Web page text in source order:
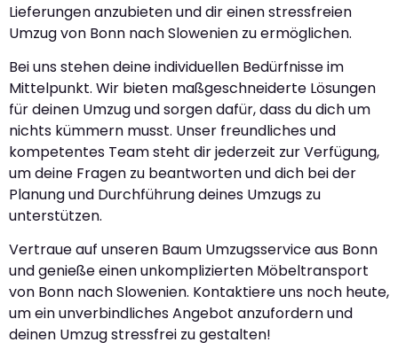
Lieferungen anzubieten und dir einen stressfreien
Umzug von Bonn nach Slowenien zu ermöglichen.
Bei uns stehen deine individuellen Bedürfnisse im
Mittelpunkt. Wir bieten maßgeschneiderte Lösungen
für deinen Umzug und sorgen dafür, dass du dich um
nichts kümmern musst. Unser freundliches und
kompetentes Team steht dir jederzeit zur Verfügung,
um deine Fragen zu beantworten und dich bei der
Planung und Durchführung deines Umzugs zu
unterstützen.
Vertraue auf unseren Baum Umzugsservice aus Bonn
und genieße einen unkomplizierten Möbeltransport
von Bonn nach Slowenien. Kontaktiere uns noch heute,
um ein unverbindliches Angebot anzufordern und
deinen Umzug stressfrei zu gestalten!